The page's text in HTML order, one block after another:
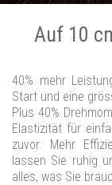
Auf 10
40% mehr
Start und eine
Plus 40%
Elastizität für
zuvor. Mehr
lassen Sie ruhig
alles, was Sie